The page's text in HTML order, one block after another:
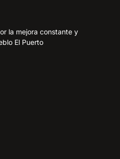
la mejora constante y
El Puerto